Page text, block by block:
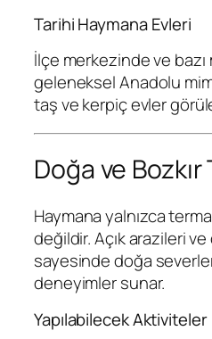
Tarihi Haymana Evleri
İlçe merkezinde ve
geleneksel Anadolu
taş ve kerpiç evler
Doğa ve
Haymana yalnızca
değildir. Açık arazileri
sayesinde doğa
deneyimler sunar.
Yapılabilecek Aktiviteler